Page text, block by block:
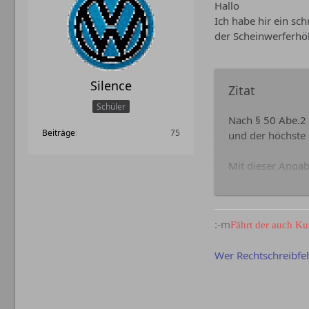
Silence
Schüler
Beiträge 75
Hallo
Ich habe hir ein
der
Zitat
Nach § 50
und der
Mit dieser
für alle an
Für alle
§75 Abs.2
Eine nach
:-mFährt der auch
Wer